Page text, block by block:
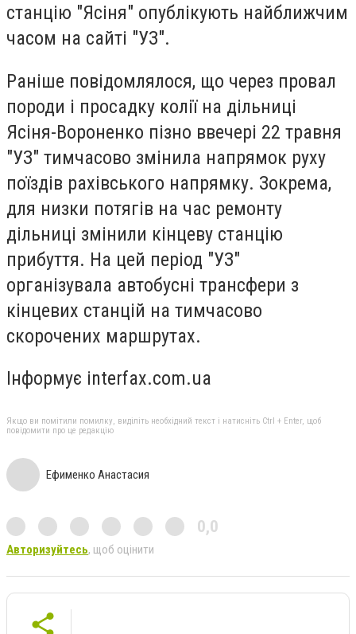
станцію "Ясіня" опублікують найближчим
часом на сайті "УЗ".
Раніше повідомлялося, що через провал
породи і просадку колії на дільниці
Ясіня-Вороненко пізно ввечері 22 травня
"УЗ" тимчасово змінила напрямок руху
поїздів рахівського напрямку. Зокрема,
для низки потягів на час ремонту
дільниці змінили кінцеву станцію
прибуття. На цей період "УЗ"
організувала автобусні трансфери з
кінцевих станцій на тимчасово
скорочених маршрутах.
Інформує interfax.com.ua
Якщо ви помітили помилку, виділіть необхідний текст і натисніть Ctrl + Enter, щоб
повідомити про це редакцію
Ефименко Анастасия
0,0
Авторизуйтесь, щоб оцінити